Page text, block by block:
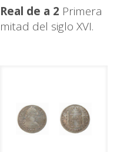
Real de a 2 Primera
mitad del siglo XVI.